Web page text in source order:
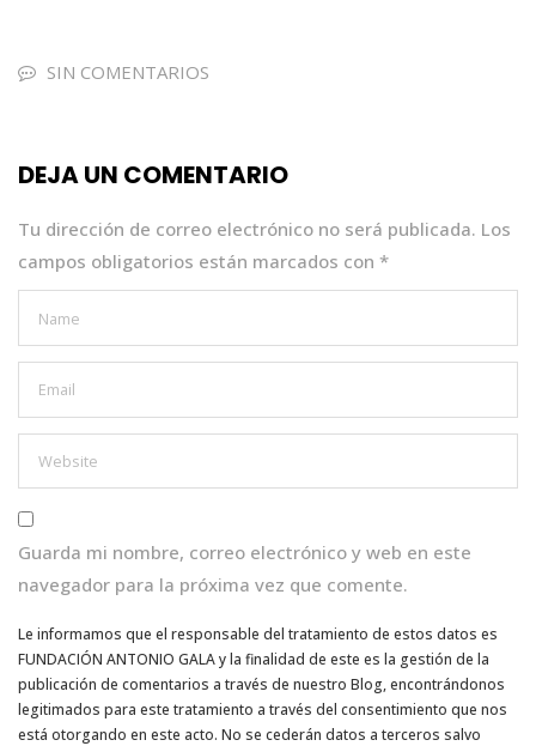
e
o
k
tets
p
e
SIN COMENTARIOS
DEJA UN COMENTARIO
Tu dirección de correo electrónico no será publicada. Los
campos obligatorios están marcados con *
Guarda mi nombre, correo electrónico y web en este
navegador para la próxima vez que comente.
Le informamos que el responsable del tratamiento de estos datos es
FUNDACIÓN ANTONIO GALA y la finalidad de este es la gestión de la
publicación de comentarios a través de nuestro Blog, encontrándonos
legitimados para este tratamiento a través del consentimiento que nos
está otorgando en este acto. No se cederán datos a terceros salvo